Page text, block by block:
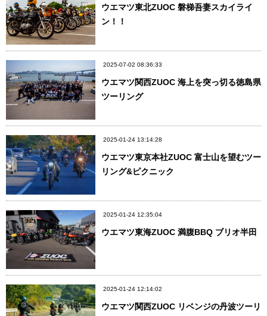
ウエマツ東北ZUOC 磐梯吾妻スカイライ
ン！！
2025-07-02 08:36:33
ウエマツ関西ZUOC 海上を突っ切る徳島県
ツーリング
2025-01-24 13:14:28
ウエマツ東京本社ZUOC 富士山を望むツー
リング&ピクニック
2025-01-24 12:35:04
ウエマツ東海ZUOC 満腹BBQ ブリオ半田
2025-01-24 12:14:02
ウエマツ関西ZUOC リベンジの丹波ツーリ